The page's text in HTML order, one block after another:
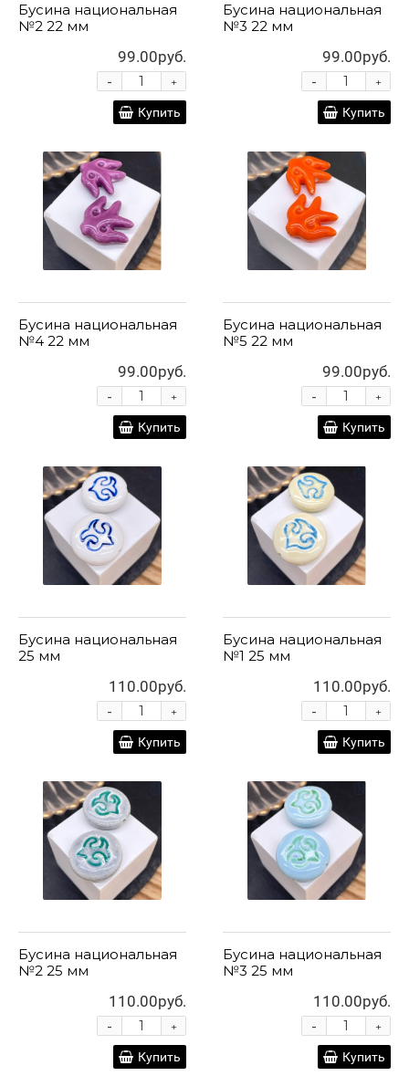
Бусина национальная
№2 22 мм
99.00руб.
+
-
Купить
Бусина национальная
№3 22 мм
99.00руб.
+
-
Купить
Бусина национальная
№4 22 мм
99.00руб.
+
-
Купить
Бусина национальная
№5 22 мм
99.00руб.
+
-
Купить
Бусина национальная
25 мм
110.00руб.
+
-
Купить
Бусина национальная
№1 25 мм
110.00руб.
+
-
Купить
Бусина национальная
№2 25 мм
110.00руб.
+
-
Купить
Бусина национальная
№3 25 мм
110.00руб.
+
-
Купить